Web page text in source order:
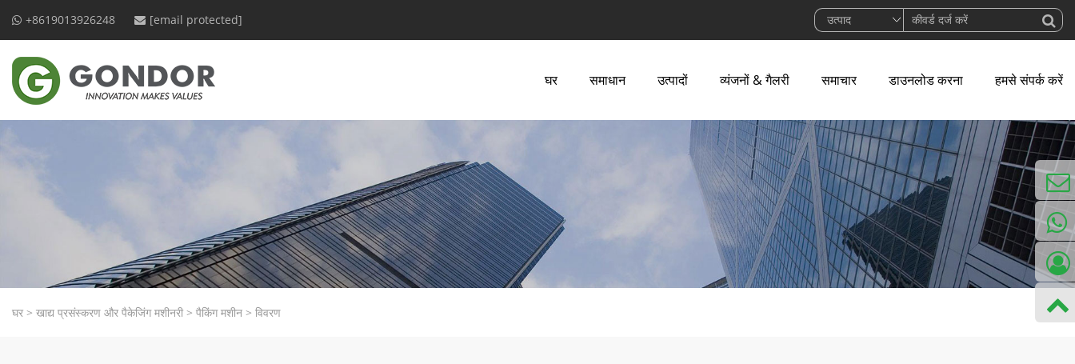
+8619013926248 [email protected]
घर समाधान उत्पादों व्यंजनों & गैलरी समाचार डाउनलोड करना हमसे संपर्क करें
घर > खाद्य प्रसंस्करण और पैकेजिंग मशीनरी > पैकिंग मशीन > विवरण